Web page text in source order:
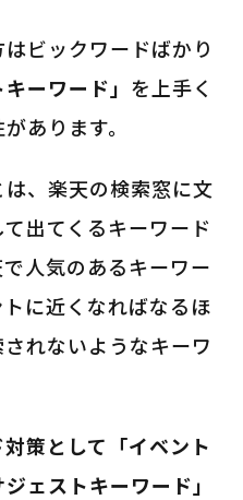
ビックワードばかり
ーワード」 を上手く
あります。
、楽天の検索窓に文
出てくるキーワード
人気のあるキーワー
に近くなればなるほ
れないようなキーワ
策として「イベント
ェストキーワード」